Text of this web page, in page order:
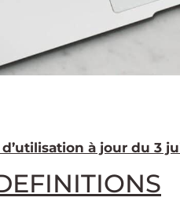
à jour du 3